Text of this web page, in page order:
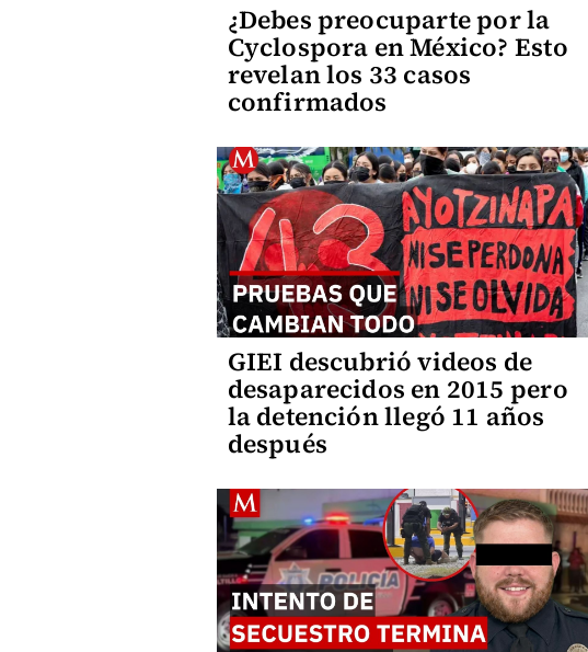
¿Debes preocuparte por la
Cyclospora en México? Esto
revelan los 33 casos
confirmados
GIEI descubrió videos de
desaparecidos en 2015 pero
la detención llegó 11 años
después